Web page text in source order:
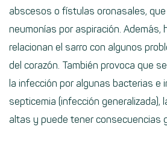
abscesos o fístulas oronasales,
neumonías por aspiración. Además,
relacionan el sarro con algunos
del corazón. También provoca que
la infección por algunas bacterias e
septicemia (infección generalizada),
altas y puede tener consecuencias